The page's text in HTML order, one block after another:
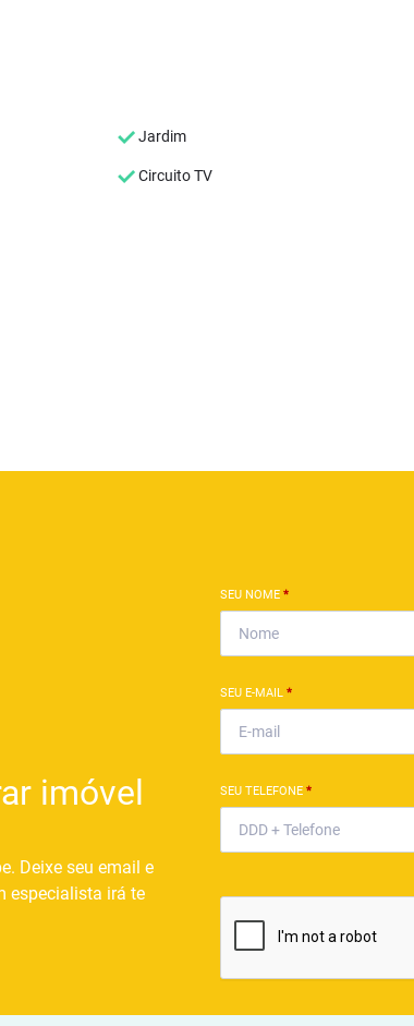
Jardim
Circuito TV
imóvel
Deixe seu email e
especialista irá te
SEU NOME *
SEU E-MAIL *
SEU TELEFONE *